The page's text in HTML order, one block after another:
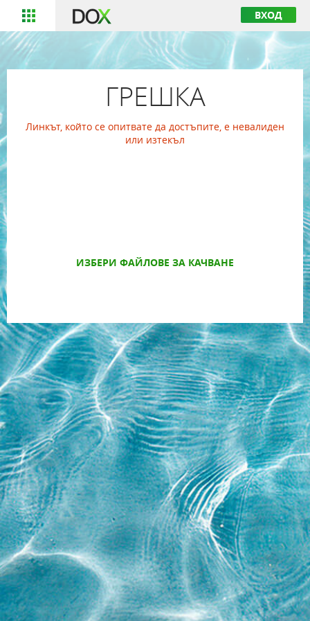
ВХОД
ГРЕШКА
Линкът, който се опитвате да достъпите, е невалиден
или изтекъл
ИЗБЕРИ ФАЙЛОВЕ ЗА КАЧВАНЕ